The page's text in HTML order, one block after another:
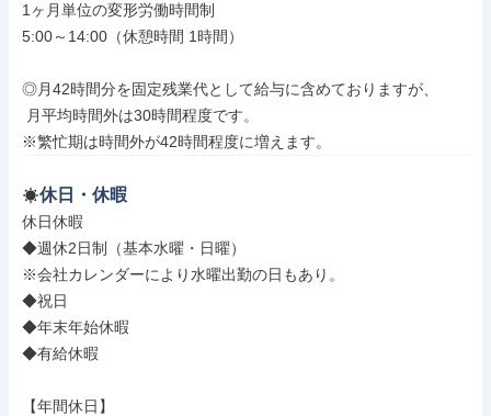
1ヶ月単位の変形労働時間制
5:00～14:00（休憩時間 1時間）
◎月42時間分を固定残業代として給与に含めておりますが、
※繁忙期は時間外が42時間程度に増えます。
休日・休暇
休日休暇
◆週休2日制（基本水曜・日曜）
※会社カレンダーにより水曜出勤の日もあり。
◆祝日
◆年末年始休暇
◆有給休暇
【年間休日】